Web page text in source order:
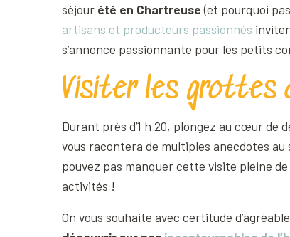
séjour été en Chartreuse(et pourquoi
artisans et producteurs passionnés
s’annonce passionnante pour les petits
Visiter les grottes
Durant près d’1 h 20, plongez au cœur de
vous racontera de multiples anecdotes au
pouvez pas manquer cette visite pleine
activités !
On vous souhaite avec certitude